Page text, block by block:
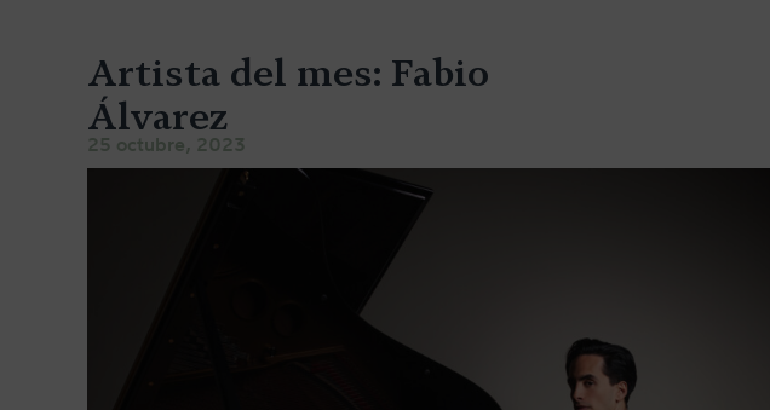
Artista del mes: Fabio
Álvarez
25 octubre, 2023